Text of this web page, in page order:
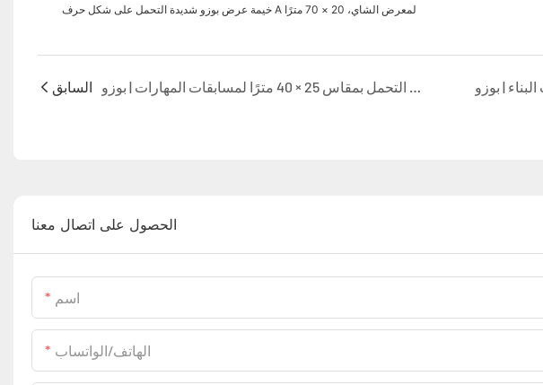
خيمة عرض بوزو شديدة التحمل على شكل حرف A لمعرض الشاي، 20 × 70 مترًا
السابق
الحصول على اتصال معنا
اسم
الهاتف/الواتساب